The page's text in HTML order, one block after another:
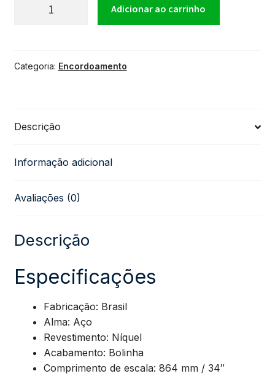
Encordoamento
Baixo
cordas
Giannini
Nickel
Round
(.040
Adicionar ao carrinho
Categoria: Encordoamento
Descrição
Informação adicional
Avaliações (0)
Descrição
Especificações
Fabricação: Brasil
Alma: Aço
Revestimento: Níquel
Acabamento: Bolinha
Comprimento de escala: 864 mm / 34″